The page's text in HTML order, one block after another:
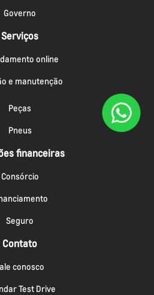
Governo
Serviços
online
e manutenção
Peças
Pneus
financeiras
Consórcio
Seguro
Contato
conosco
Test Drive